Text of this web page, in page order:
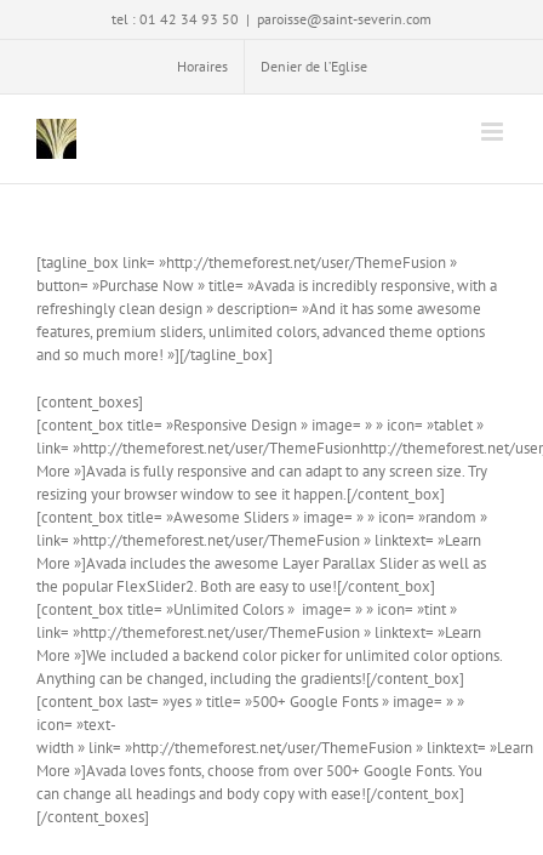
tel : 01 42 34 93 50 | paroisse@saint-severin.com
Horaires Denier de l’Eglise
[tagline_box link= »http://themeforest.net/user/ThemeFusion »
button= »Purchase Now » title= »Avada is incredibly responsive, with a
refreshingly clean design » description= »And it has some awesome
features, premium sliders, unlimited colors, advanced theme options
and so much more! »][/tagline_box]
[content_boxes]
[content_box title= »Responsive Design » image= » » icon= »tablet »
link= »http://themeforest.net/user/ThemeFusionhttp://themeforest.net/
More »]Avada is fully responsive and can adapt to any screen size. Try
resizing your browser window to see it happen.[/content_box]
[content_box title= »Awesome Sliders » image= » » icon= »random »
link= »http://themeforest.net/user/ThemeFusion » linktext= »Learn
More »]Avada includes the awesome Layer Parallax Slider as well as
the popular FlexSlider2. Both are easy to use![/content_box]
[content_box title= »Unlimited Colors » image= » » icon= »tint »
link= »http://themeforest.net/user/ThemeFusion » linktext= »Learn
More »]We included a backend color picker for unlimited color options.
Anything can be changed, including the gradients![/content_box]
[content_box last= »yes » title= »500+ Google Fonts » image= » »
icon= »text-
width » link= »http://themeforest.net/user/ThemeFusion » linktext= »Learn
More »]Avada loves fonts, choose from over 500+ Google Fonts. You
can change all headings and body copy with ease![/content_box]
[/content_boxes]